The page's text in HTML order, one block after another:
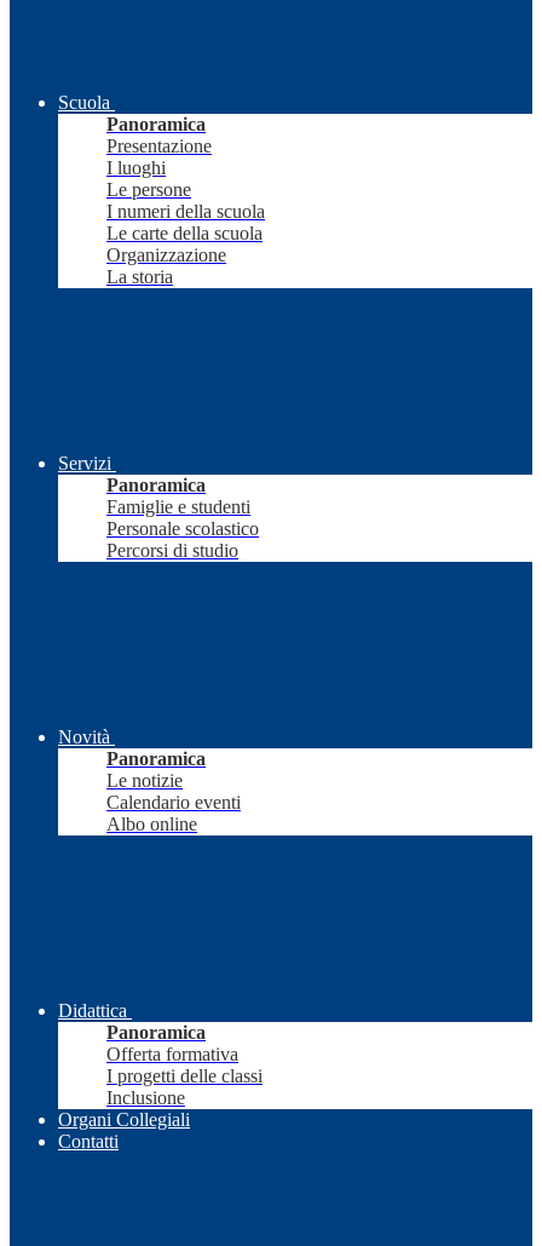
Scuola
Panoramica
Presentazione
I luoghi
Le persone
I numeri della scuola
Le carte della scuola
Organizzazione
La storia
Servizi
Panoramica
Famiglie e studenti
Personale scolastico
Percorsi di studio
Novità
Panoramica
Le notizie
Calendario eventi
Albo online
Didattica
Panoramica
Offerta formativa
I progetti delle classi
Inclusione
Organi Collegiali
Contatti